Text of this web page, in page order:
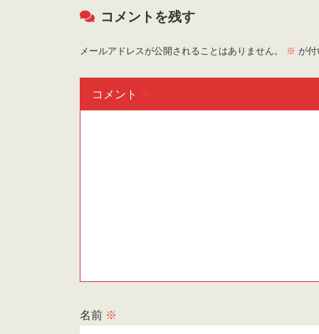
コメントを残す
メールアドレスが公開されることはありません。 ※ が付
コメント
名前 ※